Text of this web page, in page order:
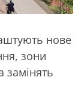
нове
зони
замінять